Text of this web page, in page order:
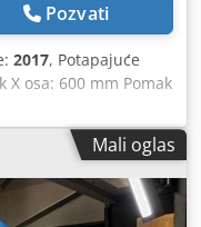
Pozvati
2017, Potapajuće
X osa: 600 mm Pomak
Veličina stola X: 750
obratka X:
730 mm Maks.
težina elektrode:
kg Generator: 64
Mali oglas